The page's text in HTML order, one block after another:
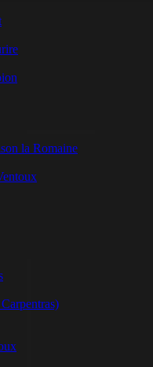
la Romaine